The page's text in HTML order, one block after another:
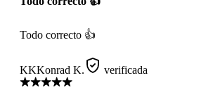
Todo correcto 👍
KKKonrad K. verificada